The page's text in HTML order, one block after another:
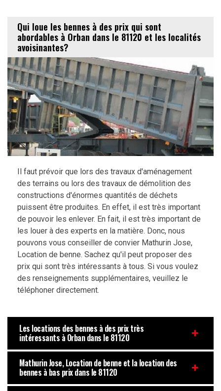
Qui loue les bennes à des prix qui sont
abordables à Orban dans le 81120 et les localités
avoisinantes?
Il faut prévoir que lors des travaux d'aménagement
des terrains ou lors des travaux de démolition des
constructions d'énormes quantités de déchets
puissent être produites. En effet, il est très important
de pouvoir les enlever. En fait, il est très important de
les louer à des experts en la matière. Donc, nous
pouvons vous conseiller de convier Mathurin Jose,
Location de benne. Sachez qu'il peut proposer des
prix qui sont très intéressants à tous. Si vous voulez
des renseignements supplémentaires, veuillez le
téléphoner directement.
Les locations des bennes à des prix très
intéressants à Orban dans le 81120
Mathurin Jose, Location de benne et la location des
bennes à bas prix dans le 81120